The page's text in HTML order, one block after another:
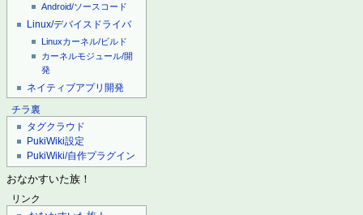
Android/ソースコード
Linux/デバイスドライバ
Linuxカーネル/ビルド
カーネルモジュール/開
発
ネイティブアプリ開発
チラ裏
タグクラウド
PukiWiki設定
PukiWiki/自作プラグイン
おなかすいた族！
リンク